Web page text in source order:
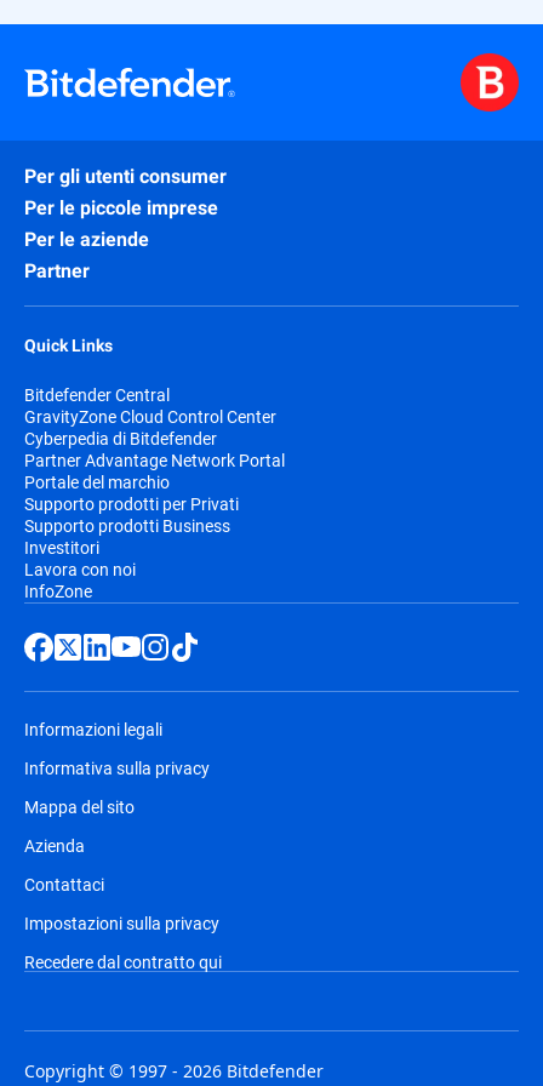
Per gli utenti consumer
Per le piccole imprese
Per le aziende
Partner
Quick Links
Bitdefender Central
GravityZone Cloud Control Center
Cyberpedia di Bitdefender
Partner Advantage Network Portal
Portale del marchio
Supporto prodotti per Privati
Supporto prodotti Business
Investitori
Lavora con noi
InfoZone
Informazioni legali
Informativa sulla privacy
Mappa del sito
Azienda
Contattaci
Impostazioni sulla privacy
Recedere dal contratto qui
Copyright © 1997 - 2026 Bitdefender